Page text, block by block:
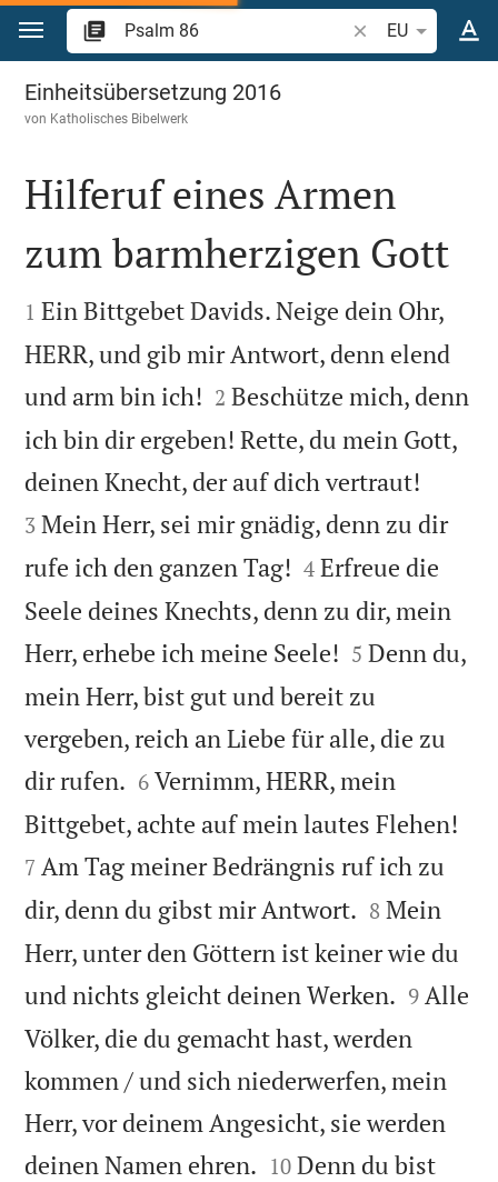
Zum Inhalt springen
Bibelstelle oder
EU
Psalm 86
Einheitsübersetzung 2016
von Katholisches Bibelwerk

Hilferuf eines Armen
zum barmherzigen Gott

1 Ein Bittgebet Davids. Neige dein Ohr,
HERR, und gib mir Antwort, denn elend
und arm bin ich! 

2 Beschütze mich, denn
ich bin dir ergeben! Rette, du mein Gott,
deinen Knecht, der auf dich vertraut!
3 Mein Herr, sei mir gnädig, denn zu dir
rufe ich den ganzen Tag! 

4 Erfreue die
Seele deines Knechts, denn zu dir, mein
Herr, erhebe ich meine Seele! 

5 Denn du,
mein Herr, bist gut und bereit zu
vergeben, reich an Liebe für alle, die zu
dir rufen. 

6 Vernimm, HERR, mein
Bittgebet, achte auf mein lautes Flehen!
7 Am Tag meiner Bedrängnis ruf ich zu
dir, denn du gibst mir Antwort. 

8 Mein
Herr, unter den Göttern ist keiner wie du
und nichts gleicht deinen Werken. 

9 Alle
Völker, die du gemacht hast, werden
kommen / und sich niederwerfen, mein
Herr, vor deinem Angesicht, sie werden
deinen Namen ehren. 

10 Denn du bist